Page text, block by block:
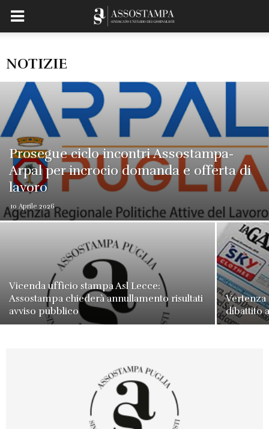
NOTIZIE
Prosegue ciclo incontri Assostampa-
Arpal per incrocio domanda e offerta di
lavoro
10 Aprile 2026
Vicenda ufficio stampa Asl Lecce:
Assostampa chiederà annullamento risultati
avviso pubblico
Vertenza
dibattito